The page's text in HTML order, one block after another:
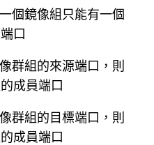
個鏡像組只能有一個
口
群組的來源端口，則
成員端口
群組的目標端口，則
成員端口